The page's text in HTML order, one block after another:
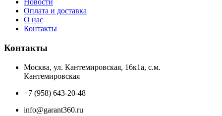
Новости
Оплата и доставка
О нас
Контакты
Контакты
Москва, ул. Кантемировская, 16к1а, с.м.
Кантемировская
+7 (958) 643-20-48
info@garant360.ru